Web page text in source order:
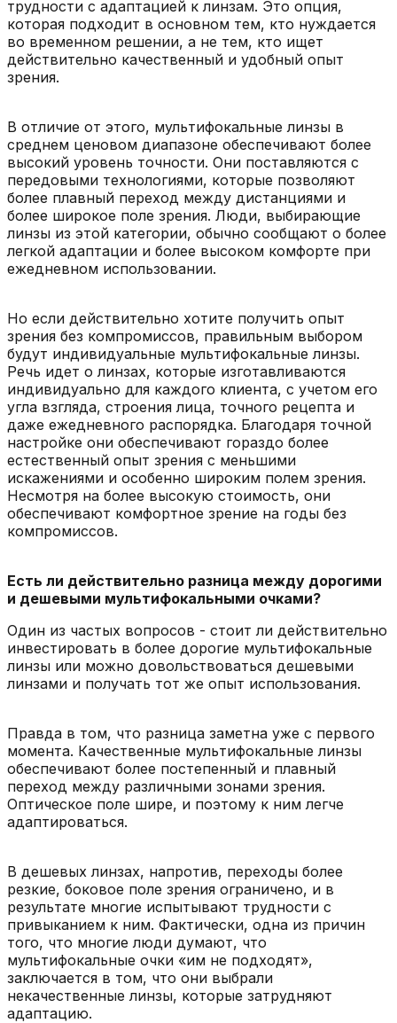
трудности с адаптацией к линзам. Это опция,
которая подходит в основном тем, кто нуждается
во временном решении, а не тем, кто ищет
действительно качественный и удобный опыт
зрения.
В отличие от этого, мультифокальные линзы в
среднем ценовом диапазоне обеспечивают более
высокий уровень точности. Они поставляются с
передовыми технологиями, которые позволяют
более плавный переход между дистанциями и
более широкое поле зрения. Люди, выбирающие
линзы из этой категории, обычно сообщают о более
легкой адаптации и более высоком комфорте при
ежедневном использовании.
Но если действительно хотите получить опыт
зрения без компромиссов, правильным выбором
будут индивидуальные мультифокальные линзы.
Речь идет о линзах, которые изготавливаются
индивидуально для каждого клиента, с учетом его
угла взгляда, строения лица, точного рецепта и
даже ежедневного распорядка. Благодаря точной
настройке они обеспечивают гораздо более
естественный опыт зрения с меньшими
искажениями и особенно широким полем зрения.
Несмотря на более высокую стоимость, они
обеспечивают комфортное зрение на годы без
компромиссов.
Есть ли действительно разница между дорогими
и дешевыми мультифокальными очками?
Один из частых вопросов - стоит ли действительно
инвестировать в более дорогие мультифокальные
линзы или можно довольствоваться дешевыми
линзами и получать тот же опыт использования.
Правда в том, что разница заметна уже с первого
момента. Качественные мультифокальные линзы
обеспечивают более постепенный и плавный
переход между различными зонами зрения.
Оптическое поле шире, и поэтому к ним легче
адаптироваться.
В дешевых линзах, напротив, переходы более
резкие, боковое поле зрения ограничено, и в
результате многие испытывают трудности с
привыканием к ним. Фактически, одна из причин
того, что многие люди думают, что
мультифокальные очки «им не подходят»,
заключается в том, что они выбрали
некачественные линзы, которые затрудняют
адаптацию.